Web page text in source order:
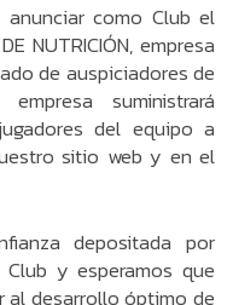
como Club el
NUTRICIÓN, empresa
de auspiciadores de
suministrará
del equipo a
sitio web y en el
depositada por
y esperamos que
al desarrollo óptimo de